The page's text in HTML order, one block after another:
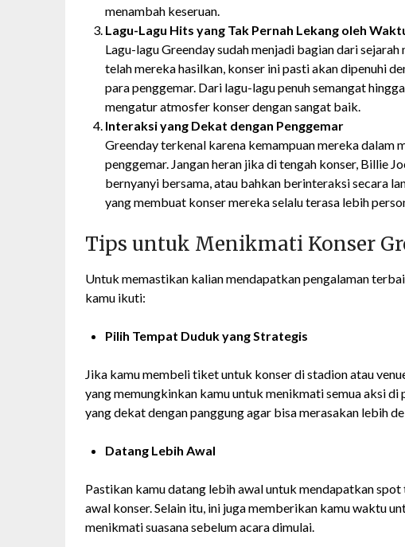
menambah keseruan.
Lagu-Lagu Hits yang Tak Pernah Lekang oleh
Lagu-lagu Greenday sudah menjadi bagian dari
telah mereka hasilkan, konser ini pasti akan dipenuhi
para penggemar. Dari lagu-lagu penuh semangat
mengatur atmosfer konser dengan sangat baik.
Interaksi yang Dekat dengan Penggemar
Greenday terkenal karena kemampuan mereka dalam
penggemar. Jangan heran jika di tengah konser, Billie
bernyanyi bersama, atau bahkan berinteraksi secara
yang membuat konser mereka selalu terasa lebih
Tips untuk Menikmati Konser
Untuk memastikan kalian mendapatkan pengalaman
kamu ikuti:
Pilih Tempat Duduk yang Strategis
Jika kamu membeli tiket untuk konser di stadion atau
yang memungkinkan kamu untuk menikmati semua aksi di
yang dekat dengan panggung agar bisa merasakan lebih
Datang Lebih Awal
Pastikan kamu datang lebih awal untuk mendapatkan
awal konser. Selain itu, ini juga memberikan kamu waktu
menikmati suasana sebelum acara dimulai.